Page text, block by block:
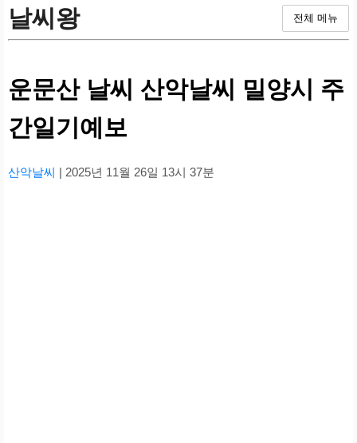
날씨왕 전체 메뉴
운문산 날씨 산악날씨 밀양시 주
간일기예보
산악날씨 | 2025년 11월 26일 13시 37분